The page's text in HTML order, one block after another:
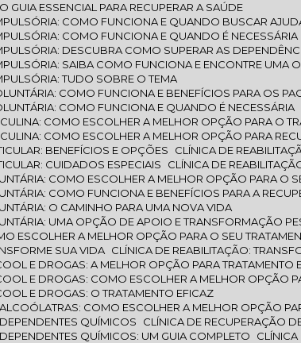
GUIA ESSENCIAL PARA RECUPERAR A SAÚDE
COMO FUNCIONA E QUANDO BUSCAR
COMO FUNCIONA E QUANDO É NECESSÁRIA
DESCUBRA COMO SUPERAR AS
SAIBA COMO FUNCIONA E ENCONTRE UMA
TUDO SOBRE O TEMA
COMO FUNCIONA E BENEFÍCIOS PARA OS
COMO FUNCIONA E QUANDO É NECESSÁRIA
COMO ESCOLHER A MELHOR OPÇÃO PARA O
COMO ESCOLHER A MELHOR OPÇÃO PARA
BENEFÍCIOS E OPÇÕES
CLÍNICA DE
CUIDADOS ESPECIAIS
CLÍNICA DE
COMO ESCOLHER A MELHOR OPÇÃO PARA O
COMO FUNCIONA E BENEFÍCIOS PARA A
O CAMINHO PARA UMA NOVA VIDA
UMA OPÇÃO DE APOIO E TRANSFORMAÇÃO
ESCOLHER A MELHOR OPÇÃO PARA O SEU
SUA VIDA
CLÍNICA DE REABILITAÇÃO:
E DROGAS: A MELHOR OPÇÃO PARA TRATAMENTO
E DROGAS: COMO ESCOLHER A MELHOR OPÇÃO
E DROGAS: O TRATAMENTO EFICAZ
ALCOÓLATRAS: COMO ESCOLHER A MELHOR OPÇÃO
QUÍMICOS
CLÍNICA DE RECUPERAÇÃO
DEPENDENTES QUÍMICOS: UM GUIA COMPLETO